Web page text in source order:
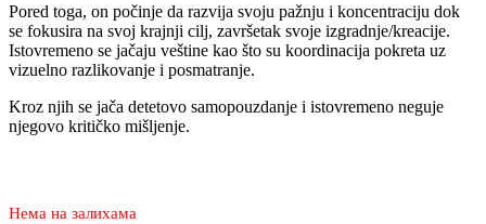
Pored toga, on počinje da razvija svoju pažnju i koncentraciju dok
se fokusira na svoj krajnji cilj, završetak svoje izgradnje/kreacije.
Istovremeno se jačaju veštine kao što su koordinacija pokreta uz
vizuelno razlikovanje i posmatranje.
Kroz njih se jača detetovo samopouzdanje i istovremeno neguje
njegovo kritičko mišljenje.
Нема на залихама